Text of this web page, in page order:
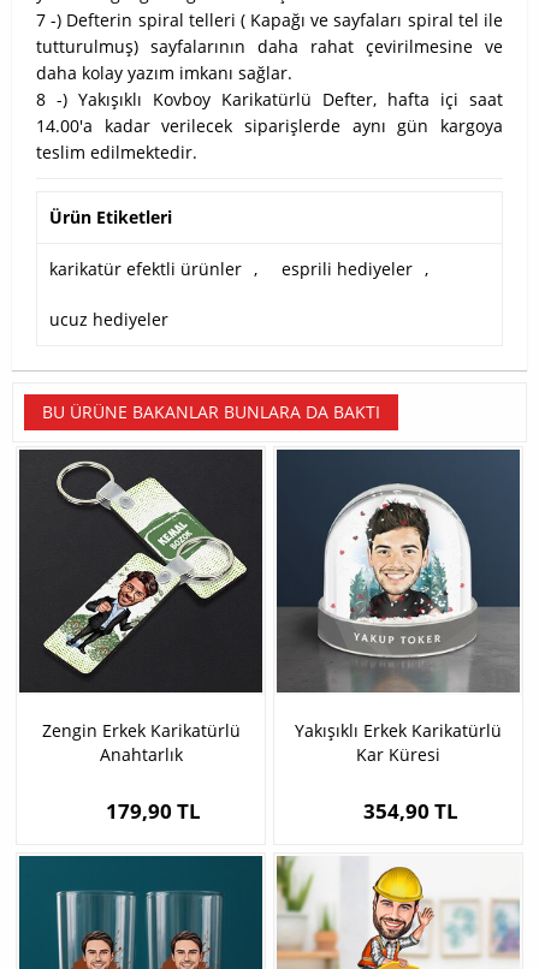
7 -) Defterin spiral telleri ( Kapağı ve sayfaları spiral tel ile
tutturulmuş) sayfalarının daha rahat çevirilmesine ve
daha kolay yazım imkanı sağlar.
8 -) Yakışıklı Kovboy Karikatürlü Defter, hafta içi saat
14.00'a kadar verilecek siparişlerde aynı gün kargoya
teslim edilmektedir.
Ürün Etiketleri
karikatür efektli ürünler , esprili hediyeler ,
ucuz hediyeler
BU ÜRÜNE BAKANLAR BUNLARA DA BAKTI
Zengin Erkek Karikatürlü
Anahtarlık
179,90 TL
Yakışıklı Erkek Karikatürlü
Kar Küresi
354,90 TL